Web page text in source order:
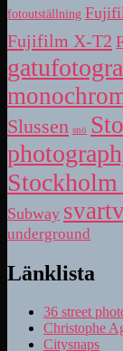
fotoutställning
Fujifilm X-T2
Slussen snö
Stockholm
Subway
underground
Länklista
36 street
Christophe
Citysnaps